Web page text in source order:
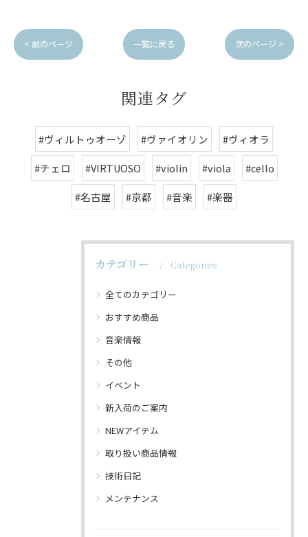
< 前のページ 一覧に戻る 次のページ >
関連タグ
#ヴィルトゥオーゾ #ヴァイオリン
#ヴィオラ
#チェロ
#VIRTUOSO #violin #viola
#cello
#名古屋
#京都 #音楽 #楽器
カテゴリー Categories
全てのカテゴリー
おすすめ商品
音楽情報
その他
イベント
新入荷のご案内
NEWアイテム
取り扱い商品情報
技術日記
メンテナンス